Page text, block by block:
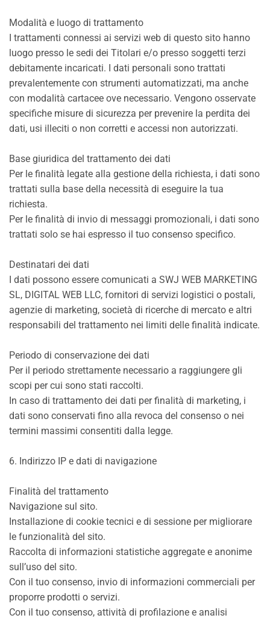
Modalità e luogo di trattamento
I trattamenti connessi ai servizi web di questo sito hanno
luogo presso le sedi dei Titolari e/o presso soggetti terzi
debitamente incaricati. I dati personali sono trattati
prevalentemente con strumenti automatizzati, ma anche
con modalità cartacee ove necessario. Vengono osservate
specifiche misure di sicurezza per prevenire la perdita dei
dati, usi illeciti o non corretti e accessi non autorizzati.
Base giuridica del trattamento dei dati
Per le finalità legate alla gestione della richiesta, i dati sono
trattati sulla base della necessità di eseguire la tua
richiesta.
Per le finalità di invio di messaggi promozionali, i dati sono
trattati solo se hai espresso il tuo consenso specifico.
Destinatari dei dati
I dati possono essere comunicati a SWJ WEB MARKETING
SL, DIGITAL WEB LLC, fornitori di servizi logistici o postali,
agenzie di marketing, società di ricerche di mercato e altri
responsabili del trattamento nei limiti delle finalità indicate.
Periodo di conservazione dei dati
Per il periodo strettamente necessario a raggiungere gli
scopi per cui sono stati raccolti.
In caso di trattamento dei dati per finalità di marketing, i
dati sono conservati fino alla revoca del consenso o nei
termini massimi consentiti dalla legge.
6. Indirizzo IP e dati di navigazione
Finalità del trattamento
Navigazione sul sito.
Installazione di cookie tecnici e di sessione per migliorare
le funzionalità del sito.
Raccolta di informazioni statistiche aggregate e anonime
sull’uso del sito.
Con il tuo consenso, invio di informazioni commerciali per
proporre prodotti o servizi.
Con il tuo consenso, attività di profilazione e analisi